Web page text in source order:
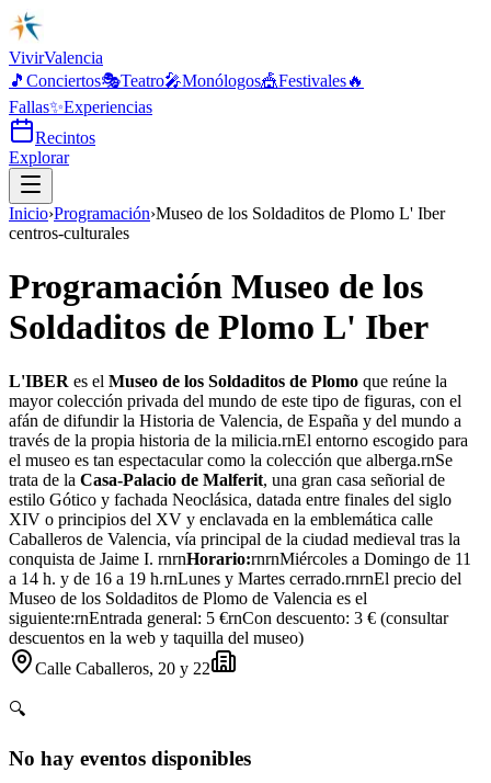
VivirValencia
🎵 Conciertos🎭Teatro🎤Monólogos🎪Festivales🔥
Fallas✨Experiencias
Recintos
Explorar
Inicio›Programación›Museo de los Soldaditos de Plomo L' Iber
centros-culturales
Programación Museo de los
Soldaditos de Plomo L' Iber
L'IBER es el Museo de los Soldaditos de Plomo que reúne la
mayor colección privada del mundo de este tipo de figuras, con el
afán de difundir la Historia de Valencia, de España y del mundo a
través de la propia historia de la milicia.rnEl entorno escogido para
el museo es tan espectacular como la colección que alberga.rnSe
trata de la Casa-Palacio de Malferit, una gran casa señorial de
estilo Gótico y fachada Neoclásica, datada entre finales del siglo
XIV o principios del XV y enclavada en la emblemática calle
Caballeros de Valencia, vía principal de la ciudad medieval tras la
conquista de Jaime I. rnrnHorario:rnrnMiércoles a Domingo de 11
a 14 h. y de 16 a 19 h.rnLunes y Martes cerrado.rnrnEl precio del
Museo de los Soldaditos de Plomo de Valencia es el
siguiente:rnEntrada general: 5 €rnCon descuento: 3 € (consultar
descuentos en la web y taquilla del museo)
Calle Caballeros, 20 y 22
🔍
No hay eventos disponibles